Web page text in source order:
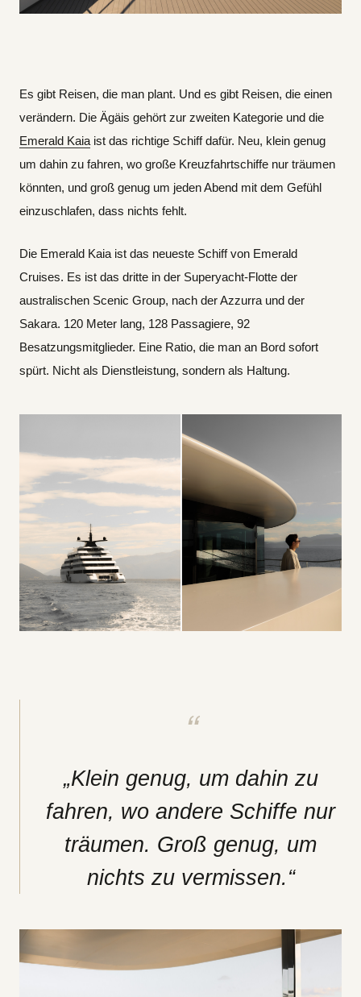
Es gibt Reisen, die man plant. Und es gibt Reisen, die einen
verändern. Die Ägäis gehört zur zweiten Kategorie und die
Emerald Kaia ist das richtige Schiff dafür. Neu, klein genug
um dahin zu fahren, wo große Kreuzfahrtschiffe nur träumen
könnten, und groß genug um jeden Abend mit dem Gefühl
einzuschlafen, dass nichts fehlt.
Die Emerald Kaia ist das neueste Schiff von Emerald
Cruises. Es ist das dritte in der Superyacht-Flotte der
australischen Scenic Group, nach der Azzurra und der
Sakara. 120 Meter lang, 128 Passagiere, 92
Besatzungsmitglieder. Eine Ratio, die man an Bord sofort
spürt. Nicht als Dienstleistung, sondern als Haltung.
„Klein genug, um dahin zu
fahren, wo andere Schiffe nur
träumen. Groß genug, um
nichts zu vermissen.“